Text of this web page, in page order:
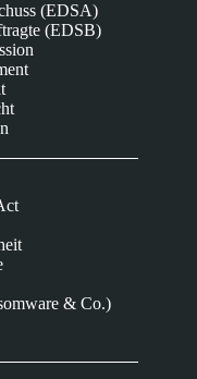
(EDSA)
(EDSB)
& Co.)